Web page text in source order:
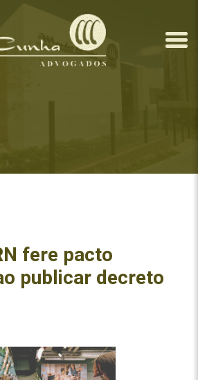
fere pacto
publicar decreto